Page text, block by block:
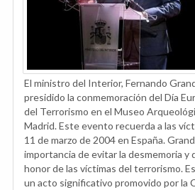
El ministro del Interior, Fernando
presidido la conmemoración del Día
del Terrorismo en el Museo
Madrid. Este evento recuerda a las
11 de marzo de 2004 en España.
importancia de evitar la desmemoria y
honor de las víctimas del terrorismo.
un acto significativo promovido por la